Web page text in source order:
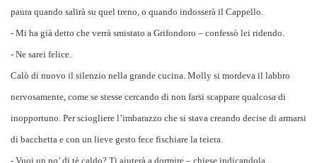
paura quando salirà su quel treno, o quando indosserà il Cappello.
- Mi ha già detto che verrà smistato a Grifondoro – confessò lei ridendo.
- Ne sarei felice.
Calò di nuovo il silenzio nella grande cucina. Molly si mordeva il labbro
nervosamente, come se stesse cercando di non farsi scappare qualcosa di
inopportuno. Per sciogliere l’imbarazzo che si stava creando decise di armarsi
di bacchetta e con un lieve gesto fece fischiare la teiera.
- Vuoi un po’ di tè caldo? Ti aiuterà a dormire – chiese indicandola.